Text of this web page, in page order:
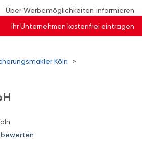
Über Werbemöglichkeiten informieren
Ihr Unternehmen kostenfrei eintragen
Köln
>